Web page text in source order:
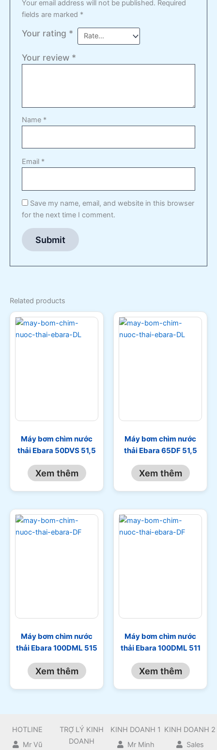
Your email address will not be published. Required
fields are marked *
Your rating *
Your review *
Name *
Email *
Save my name, email, and website in this browser
for the next time I comment.
Related products
Máy bơm chìm nước
thải Ebara 50DVS 51,5
Xem thêm
Máy bơm chìm nước
thải Ebara 65DF 51,5
Xem thêm
Máy bơm chìm nước
thải Ebara 100DML 515
Xem thêm
Máy bơm chìm nước
thải Ebara 100DML 511
Xem thêm
HOTLINE
Mr Vũ
TRỢ LÝ KINH
DOANH
KINH DOANH 1
Mr Minh
KINH DOANH 2
Sales